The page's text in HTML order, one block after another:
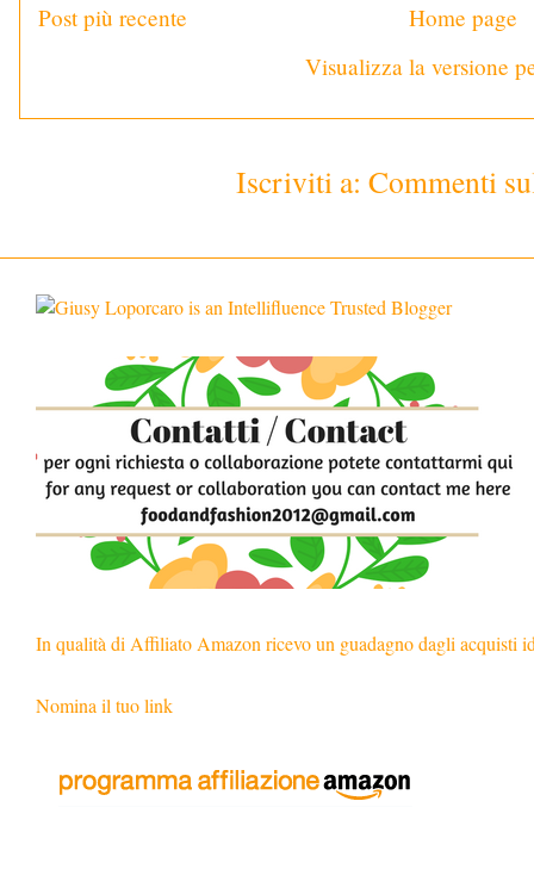
Post più recente
Home page
Visualizza la versione
Iscriviti a: Commenti
In qualità di Affiliato Amazon ricevo un guadagno dagli acquisti
Nomina il tuo link